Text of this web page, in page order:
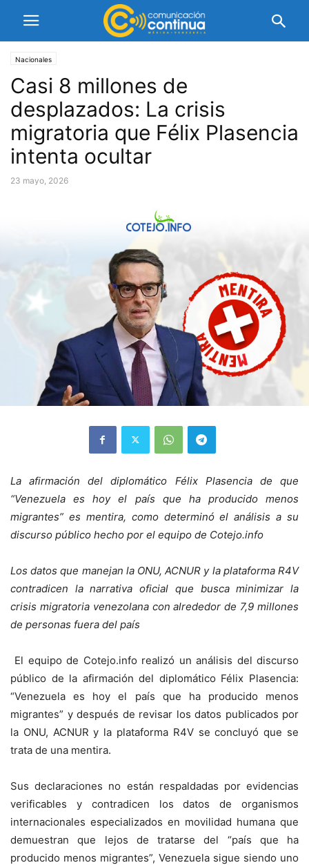
Nacionales
Casi 8 millones de
desplazados: La crisis
migratoria que Félix Plasencia
intenta ocultar
23 mayo, 2026
La afirmación del diplomático Félix Plasencia de que
“Venezuela es hoy el país que ha producido menos
migrantes” es mentira, como determinó el análisis a su
discurso público hecho por el equipo de Cotejo.info
Los datos que manejan la ONU, ACNUR y la plataforma R4V
contradicen la narrativa oficial que busca minimizar la
crisis migratoria venezolana con alrededor de 7,9 millones
de personas fuera del país
El equipo de Cotejo.info realizó un análisis del discurso
público de la afirmación del diplomático Félix Plasencia:
“Venezuela es hoy el país que ha producido menos
migrantes” y después de revisar los datos publicados por
la ONU, ACNUR y la plataforma R4V se concluyó que se
trata de una mentira.
Sus declaraciones no están respaldadas por evidencias
verificables y contradicen los datos de organismos
internacionales especializados en movilidad humana que
demuestran que lejos de tratarse del “país que ha
producido menos migrantes”, Venezuela sigue siendo uno